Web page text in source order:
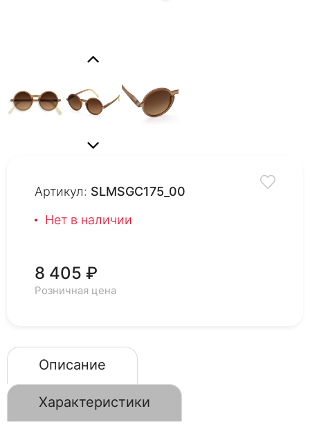
Артикул: SLMSGC175_00
Нет в наличии
8 405 ₽
Розничная цена
Описание
Характеристики